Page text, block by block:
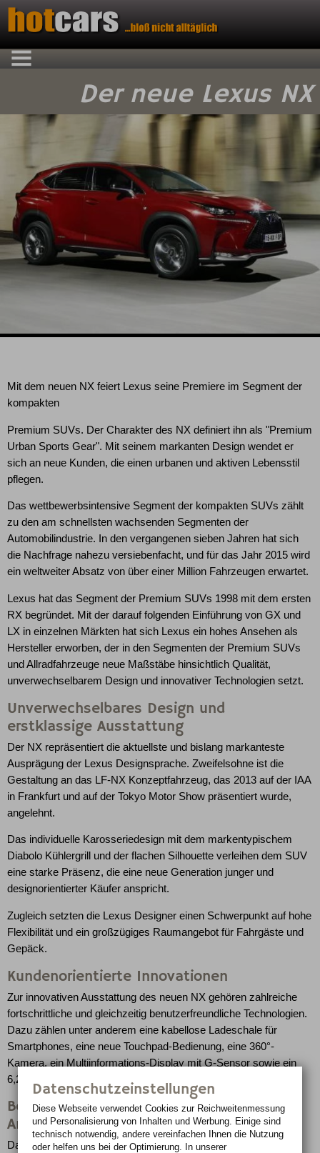
Der neue Lexus NX
Mit dem neuen NX feiert Lexus seine Premiere im Segment der
kompakten
Premium SUVs. Der Charakter des NX definiert ihn als "Premium
Urban Sports Gear". Mit seinem markanten Design wendet er
sich an neue Kunden, die einen urbanen und aktiven Lebensstil
pflegen.
Das wettbewerbsintensive Segment der kompakten SUVs zählt
zu den am schnellsten wachsenden Segmenten der
Automobilindustrie. In den vergangenen sieben Jahren hat sich
die Nachfrage nahezu versiebenfacht, und für das Jahr 2015 wird
ein weltweiter Absatz von über einer Million Fahrzeugen erwartet.
Lexus hat das Segment der Premium SUVs 1998 mit dem ersten
RX begründet. Mit der darauf folgenden Einführung von GX und
LX in einzelnen Märkten hat sich Lexus ein hohes Ansehen als
Hersteller erworben, der in den Segmenten der Premium SUVs
und Allradfahrzeuge neue Maßstäbe hinsichtlich Qualität,
unverwechselbarem Design und innovativer Technologien setzt.
Unverwechselbares Design und
erstklassige Ausstattung
Der NX repräsentiert die aktuellste und bislang markanteste
Ausprägung der Lexus Designsprache. Zweifelsohne ist die
Gestaltung an das LF-NX Konzeptfahrzeug, das 2013 auf der IAA
in Frankfurt und auf der Tokyo Motor Show präsentiert wurde,
angelehnt.
Das individuelle Karosseriedesign mit dem markentypischem
Diabolo Kühlergrill und der flachen Silhouette verleihen dem SUV
eine starke Präsenz, die eine neue Generation junger und
designorientierter Käufer anspricht.
Zugleich setzten die Lexus Designer einen Schwerpunkt auf hohe
Flexibilität und ein großzügiges Raumangebot für Fahrgäste und
Gepäck.
Kundenorientierte Innovationen
Zur innovativen Ausstattung des neuen NX gehören zahlreiche
fortschrittliche und gleichzeitig benutzerfreundliche Technologien.
Dazu zählen unter anderem eine kabellose Ladeschale für
Smartphones, eine neue Touchpad-Bedienung, eine 360°-
Kamera, ein Multiinformations-Display mit G-Sensor sowie ein
6,2 Zoll großes Head-Up-Display.
Begeisternde Fahrdynamik und effizienter
Antrieb
Dank zahlreicher innovativer elektronischer Systeme und einer
Datenschutzeinstellungen
Diese Webseite verwendet Cookies zur Reichweiten­messung
und Personalisierung von Inhalten und Werbung. Einige sind
technisch notwendig, andere vereinfachen Ihnen die Nutzung
oder helfen uns bei der Optimierung. In unserer